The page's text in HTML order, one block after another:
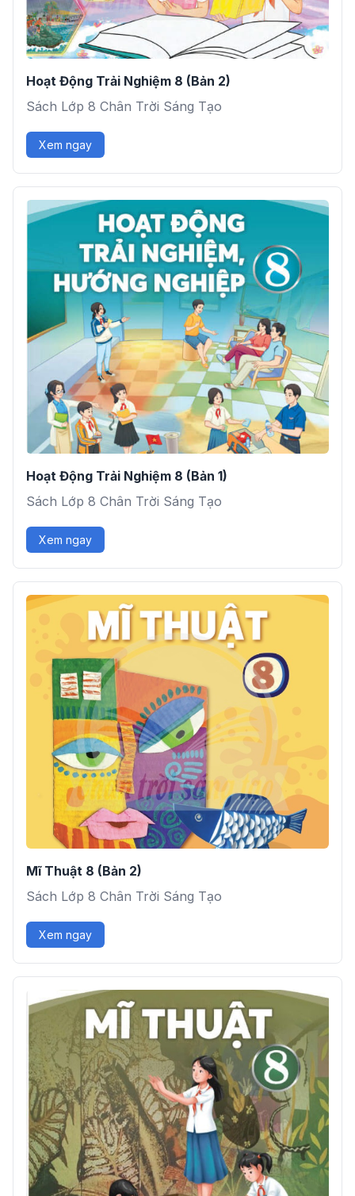
Hoạt Động Trải Nghiệm 8 (Bản 2)
Sách Lớp 8 Chân Trời Sáng Tạo
Xem ngay
Hoạt Động Trải Nghiệm 8 (Bản 1)
Sách Lớp 8 Chân Trời Sáng Tạo
Xem ngay
Mĩ Thuật 8 (Bản 2)
Sách Lớp 8 Chân Trời Sáng Tạo
Xem ngay